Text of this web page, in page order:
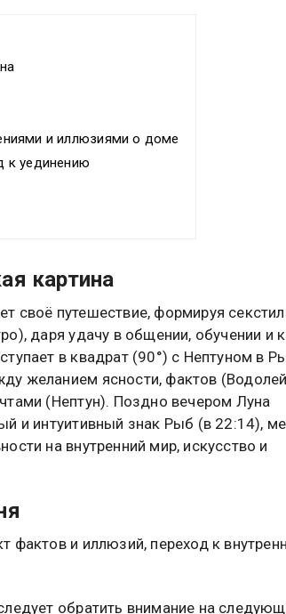
и иллюзиями о доме
к уединению
картина
своё путешествие, формируя
даря удачу в общении, обучении и
в квадрат (90°) с Нептуном в
желанием ясности, фактов
(Нептун). Поздно вечером Луна
и интуитивный знак Рыб (в 22:14),
на внутренний мир, искусство и
фактов и иллюзий, переход к
обратить внимание на